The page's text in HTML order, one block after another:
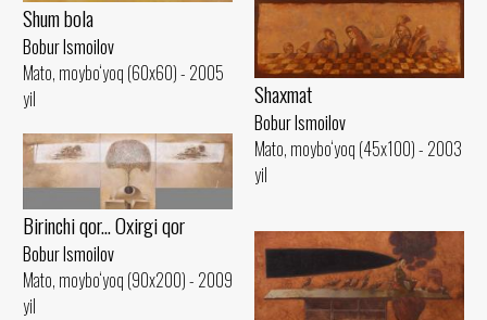
Shum bola
Bobur Ismoilov
Mato, moybo‘yoq (60x60) - 2005
yil
Shaxmat
Bobur Ismoilov
Mato, moybo‘yoq (45x100) - 2003
yil
Birinchi qor... Oxirgi qor
Bobur Ismoilov
Mato, moybo‘yoq (90x200) - 2009
yil